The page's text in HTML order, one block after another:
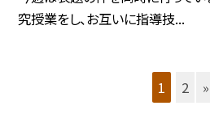
究授業をし、お互いに指導技...
1 2 »